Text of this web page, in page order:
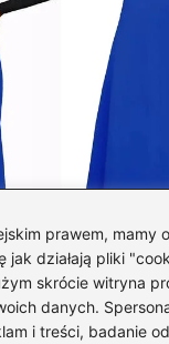
prawem, mamy
jak działają pliki
skrócie witryna
danych.
i treści, badanie
jak skrócić